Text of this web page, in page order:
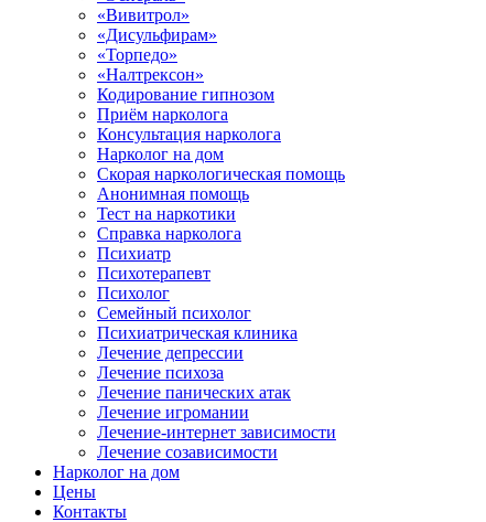
«Вивитрол»
«Дисульфирам»
«Торпедо»
«Налтрексон»
Кодирование гипнозом
Приём нарколога
Консультация нарколога
Нарколог на дом
Скорая наркологическая помощь
Анонимная помощь
Тест на наркотики
Справка нарколога
Психиатр
Психотерапевт
Психолог
Семейный психолог
Психиатрическая клиника
Лечение депрессии
Лечение психоза
Лечение панических атак
Лечение игромании
Лечение-интернет зависимости
Лечение созависимости
Нарколог на дом
Цены
Контакты